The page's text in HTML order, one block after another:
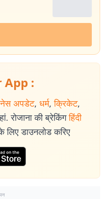
App :
अपडेट, धर्म, क्रिकेट,
रोजाना की ब्रेकिंग हिंदी
डाउनलोड करिए